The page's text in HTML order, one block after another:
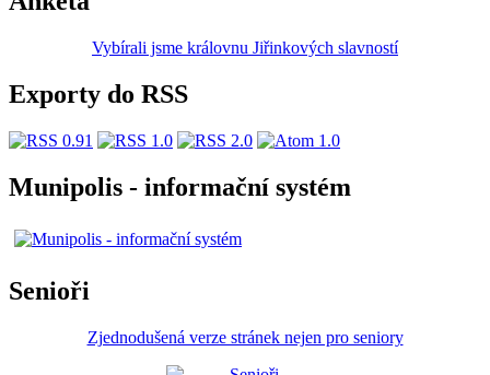
Vybírali jsme královnu Jiřinkových slavností
Exporty do RSS
Munipolis - informační systém
Senioři
Zjednodušená verze stránek nejen pro seniory